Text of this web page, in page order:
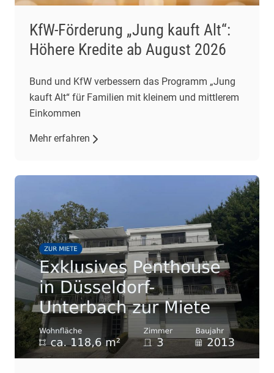
KfW-Förderung „Jung kauft Alt“:
Höhere Kredite ab August 2026
Bund und KfW verbessern das Programm „Jung
kauft Alt“ für Familien mit kleinem und mittlerem
Einkommen
Mehr erfahren